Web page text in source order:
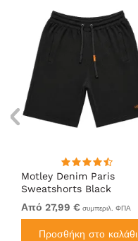
Motley Denim Paris
Sweatshorts Black
Από 27,99 € συμπεριλ. ΦΠΑ
Προσθήκη στο καλάθι